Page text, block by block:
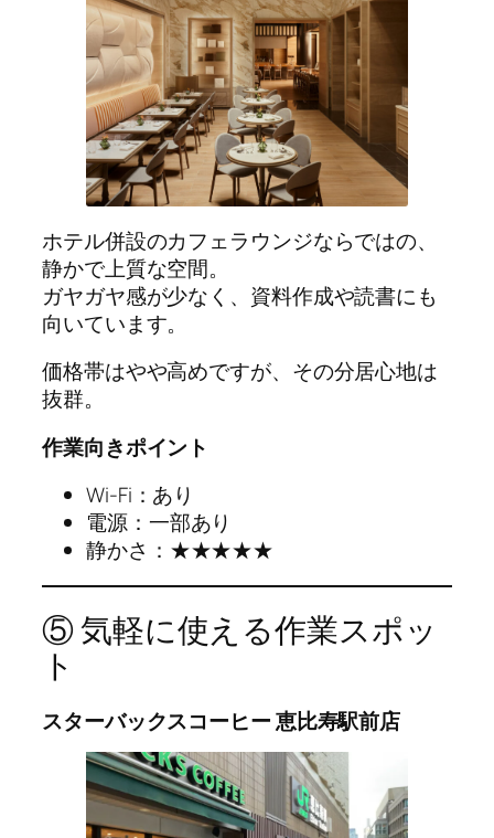
ホテル併設のカフェラウンジならではの、
静かで上質な空間。
ガヤガヤ感が少なく、資料作成や読書にも
向いています。
価格帯はやや高めですが、その分居心地は
抜群。
作業向きポイント
Wi-Fi：あり
電源：一部あり
静かさ：★★★★★
⑤ 気軽に使える作業スポッ
ト
スターバックスコーヒー 恵比寿駅前店